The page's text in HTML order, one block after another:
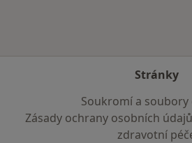
Stránky
Soukromí a soubory
Zásady ochrany osobních
zdravotní